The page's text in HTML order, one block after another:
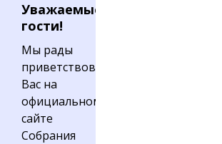
Уважаемые
гости!
Мы рады
приветствовать
Вас на
официальном
сайте
Собрания